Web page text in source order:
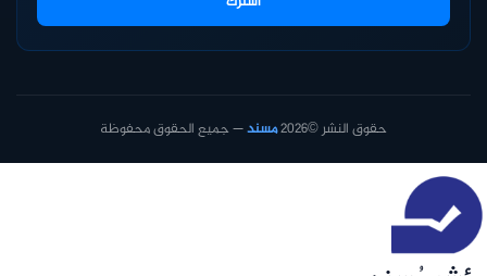
حقوق النشر ©2026 مسند— جميع الحقوق محفوظة